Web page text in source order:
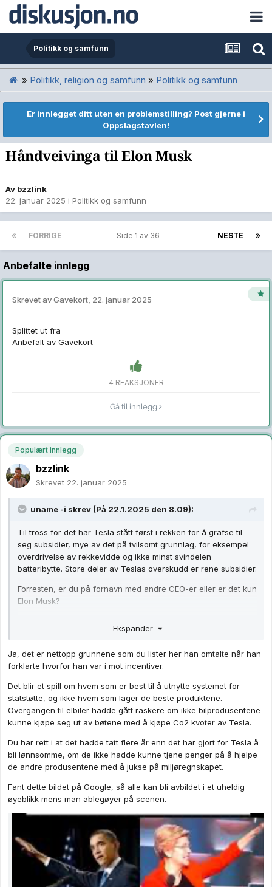
Politikk og samfunn
» Politikk, religion og samfunn » Politikk og samfunn
Er innlegget ditt uten en problemstilling? Post gjerne i
Oppslagstavlen!
Håndveivinga til Elon Musk
Av bzzlink
22. januar 2025 i Politikk og samfunn
FORRIGE NESTE
Side 1 av 36
Anbefalte innlegg
Skrevet avGavekort, 22. januar 2025
Splittet ut fra
Anbefalt av Gavekort
4 REAKSJONER
Gå til innlegg
Populært innlegg
bzzlink
Skrevet 22. januar 2025
uname -i skrev (På 22.1.2025 den 8.09):
Til tross for det har Tesla stått først i rekken for å grafse til
seg subsidier, mye av det på tvilsomt grunnlag, for eksempel
overdrivelse av rekkevidde og ikke minst svindelen
batteribytte. Store deler av Teslas overskudd er rene subsidier.
Forresten, er du på fornavn med andre CEO-er eller er det kun
Elon Musk?
Ekspander
Ja, det er nettopp grunnene som du lister her han omtalte når han
forklarte hvorfor han var i mot incentiver.
Det blir et spill om hvem som er best til å utnytte systemet for
statstøtte, og ikke hvem som lager de beste produktene.
Overgangen til elbiler hadde gått raskere om ikke bilprodusentene
kunne kjøpe seg ut av bøtene med å kjøpe Co2 kvoter av Tesla.
Du har rett i at det hadde tatt flere år enn det har gjort for Tesla å
bli lønnsomme, om de ikke hadde kunne tjene penger på å hjelpe
de andre produsentene med å jukse på miljøregnskapet.
Fant dette bildet på Google, så alle kan bli avbildet i et uheldig
øyeblikk mens man ablegøyer på scenen.